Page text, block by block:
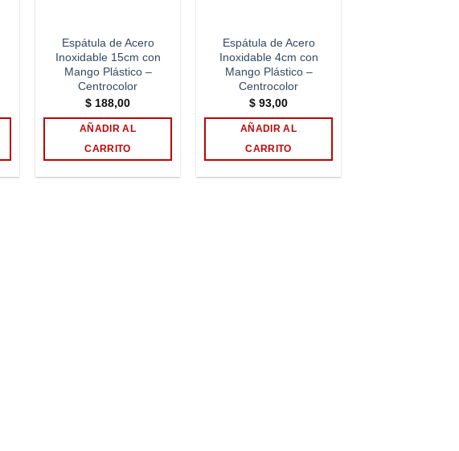
Espátula de Acero
Inoxidable 15cm con
Mango Plástico –
Centrocolor
$ 188,00
AÑADIR AL
CARRITO
Espátula de Acero
Inoxidable 4cm con
Mango Plástico –
Centrocolor
$ 93,00
AÑADIR AL
CARRITO